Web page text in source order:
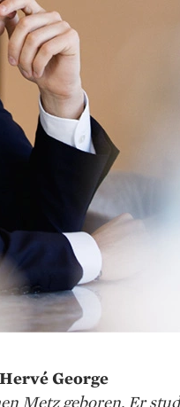
George
Metz geboren. Er